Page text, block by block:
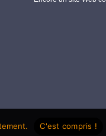
C'est compris !